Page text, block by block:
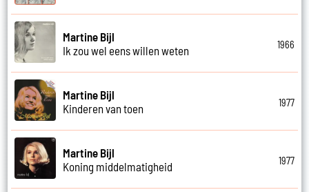
Martine Bijl
Ik zou wel eens willen weten
1966
Martine Bijl
Kinderen van toen
1977
Martine Bijl
Koning middelmatigheid
1977